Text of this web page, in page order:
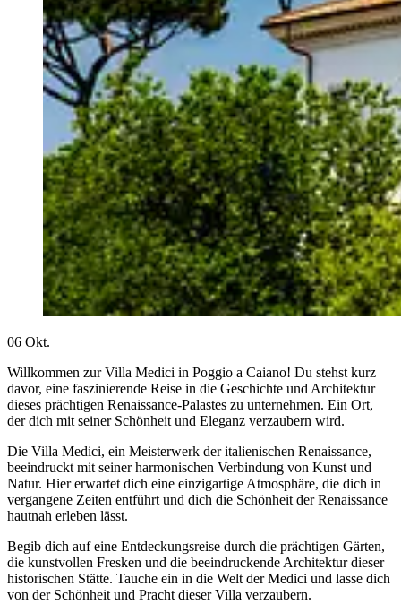
06 Okt.
Willkommen zur Villa Medici in Poggio a Caiano! Du stehst kurz
davor, eine faszinierende Reise in die Geschichte und Architektur
dieses prächtigen Renaissance-Palastes zu unternehmen. Ein Ort,
der dich mit seiner Schönheit und Eleganz verzaubern wird.
Die Villa Medici, ein Meisterwerk der italienischen Renaissance,
beeindruckt mit seiner harmonischen Verbindung von Kunst und
Natur. Hier erwartet dich eine einzigartige Atmosphäre, die dich in
vergangene Zeiten entführt und dich die Schönheit der Renaissance
hautnah erleben lässt.
Begib dich auf eine Entdeckungsreise durch die prächtigen Gärten,
die kunstvollen Fresken und die beeindruckende Architektur dieser
historischen Stätte. Tauche ein in die Welt der Medici und lasse dich
von der Schönheit und Pracht dieser Villa verzaubern.